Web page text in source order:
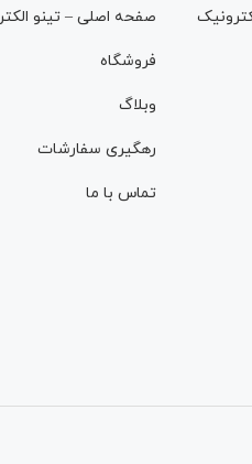
صفحه اصلی – تینو
فروشگاه
وبلاگ
رهگیری سفارشات
تماس با ما